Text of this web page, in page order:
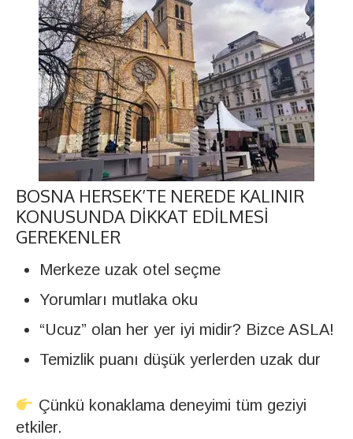
BOSNA HERSEK’TE NEREDE KALINIR
KONUSUNDA DIKKAT EDILMESI
GEREKENLER
Merkeze uzak otel seçme
Yorumları mutlaka oku
“Ucuz” olan her yer iyi midir? Bizce ASLA!
Temizlik puanı düşük yerlerden uzak dur
Çünkü konaklama deneyimi tüm geziyi
etkiler.